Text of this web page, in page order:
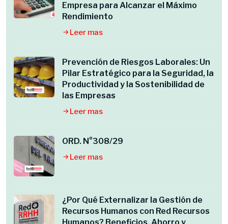
Empresa para Alcanzar el Máximo
Rendimiento
Leer mas
Prevención de Riesgos Laborales: Un
Pilar Estratégico para la Seguridad, la
Productividad y la Sostenibilidad de
las Empresas
Leer mas
ORD. N°308/29
Leer mas
¿Por Qué Externalizar la Gestión de
Recursos Humanos con Red Recursos